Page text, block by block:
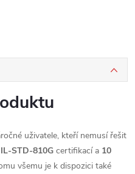
uživatele, kteří nemusí řešit
STD-810G certifikací a 10
všemu je k dispozici také